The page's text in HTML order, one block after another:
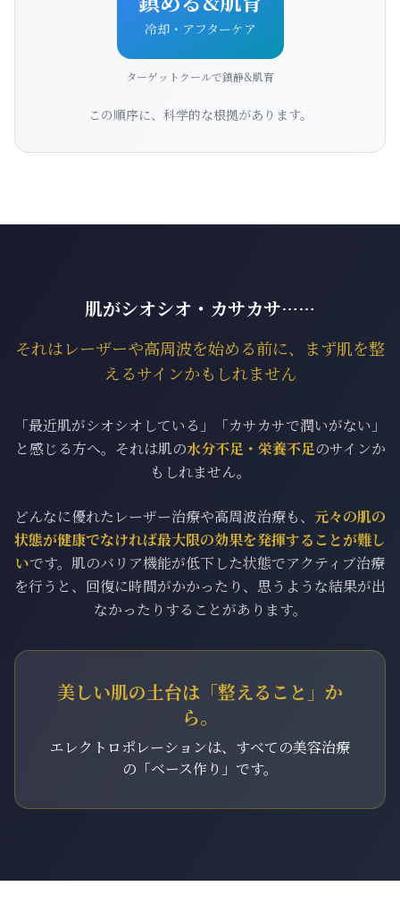
冷却・アフターケア
ターゲットクールで鎮静&肌育
この順序に、科学的な根拠があります。
肌がシオシオ・カサカサ……
それはレーザーや高周波を始める前に、まず肌を整
えるサインかもしれません
「最近肌がシオシオしている」「カサカサで潤いがない」
と感じる方へ。それは肌の水分不足・栄養不足のサインか
もしれません。
どんなに優れたレーザー治療や高周波治療も、 元々の肌の
状態が健康でなければ最大限の効果を発揮することが難し
いです。肌のバリア機能が低下した状態でアクティブ治療
を行うと、回復に時間がかかったり、思うような結果が出
なかったりすることがあります。
美しい肌の土台は「整えること」か
ら。
エレクトロポレーションは、すべての美容治療
の「ベース作り」です。